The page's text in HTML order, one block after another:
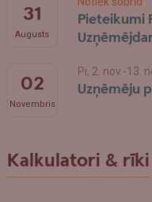
31
Augusts
Pieteikumi
02
Novembris
Pi, 2. nov.-13.
Uzņēmēju
Kalkulatori & rīki